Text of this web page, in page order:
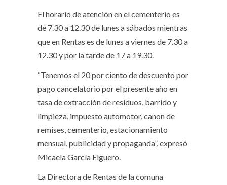
El horario de atención en el cementerio es
de 7.30 a 12.30 de lunes a sábados mientras
que en Rentas es de lunes a viernes de 7.30 a
12.30 y por la tarde de 17 a 19.30.
“Tenemos el 20 por ciento de descuento por
pago cancelatorio por el presente año en
tasa de extracción de residuos, barrido y
limpieza, impuesto automotor, canon de
remises, cementerio, estacionamiento
mensual, publicidad y propaganda”, expresó
Micaela García Elguero.
La Directora de Rentas de la comuna